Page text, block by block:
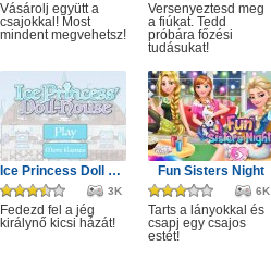
Vásárolj együtt a
csajokkal! Most
mindent megvehetsz!
Versenyeztesd meg
a fiúkat. Tedd
próbára főzési
tudásukat!
Ice Princess Doll House
3K
Fedezd fel a jég
királynő kicsi házát!
Fun Sisters Night
6K
Tarts a lányokkal és
csapj egy csajos
estét!